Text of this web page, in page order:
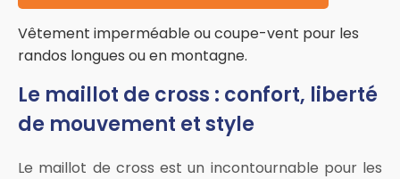
Vêtement imperméable ou coupe-vent pour les
randos longues ou en montagne.
Le maillot de cross : confort, liberté
de mouvement et style
Le maillot de cross est un incontournable pour les